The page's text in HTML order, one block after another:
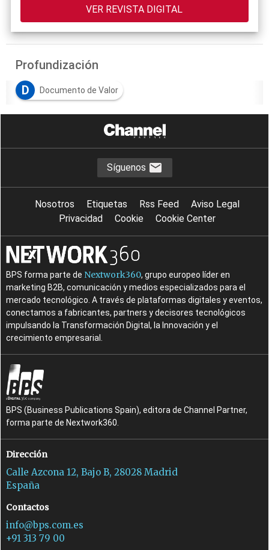
Profundización
D
Documento de Valor
Síguenos
Nosotros Etiquetas Rss Feed
Aviso Legal
Privacidad
Cookie Cookie Center
BPS forma parte de Nextwork360, grupo europeo líder en
marketing B2B, comunicación y medios especializados para el
mercado tecnológico. A través de plataformas digitales y eventos,
conectamos a fabricantes, partners y decisores tecnológicos
impulsando la Transformación Digital, la Innovación y el
crecimiento empresarial.
BPS (Business Publications Spain), editora de Channel Partner,
forma parte de Nextwork360.
Dirección
Calle Azcona 12, Bajo B, 28028 Madrid
España
Contactos
info@bps.com.es
+91 313 79 00